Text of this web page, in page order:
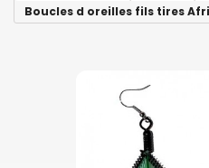
Boucles d oreilles fils tires